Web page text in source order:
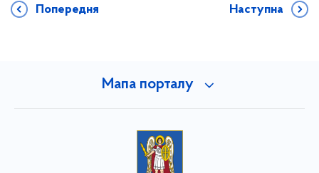
Попередня Наступна
Мапа порталу